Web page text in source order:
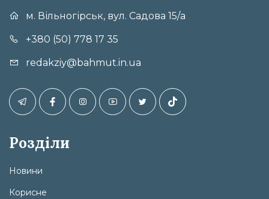
м. Вільногірськ, вул. Садова 15/а
+380 (50) 778 17 35
redakziy@bahmut.in.ua
Розділи
Новини
Корисне